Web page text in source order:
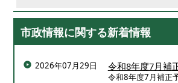
市政情報に関する新着情報
2026年07月29日 令和8年度7月補
令和8年度7月補正